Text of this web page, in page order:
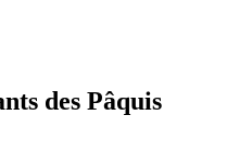
des Pâquis